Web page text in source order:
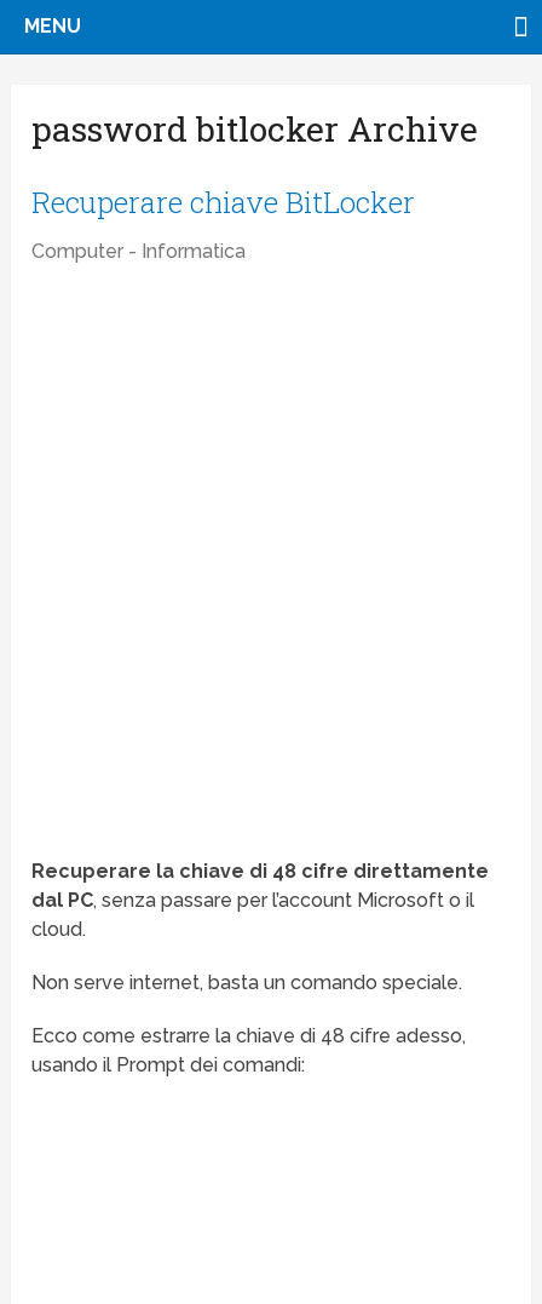
MENU
password bitlocker Archive
Recuperare chiave BitLocker
Computer - Informatica
Recuperare la chiave di 48 cifre direttamente
dal PC, senza passare per l’account Microsoft o il
cloud.
Non serve internet, basta un comando speciale.
Ecco come estrarre la chiave di 48 cifre adesso,
usando il Prompt dei comandi: